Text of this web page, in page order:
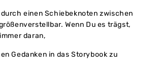
einen Schiebeknoten zwischen
Wenn Du es trägst,
daran,
Gedanken in das Storybook zu